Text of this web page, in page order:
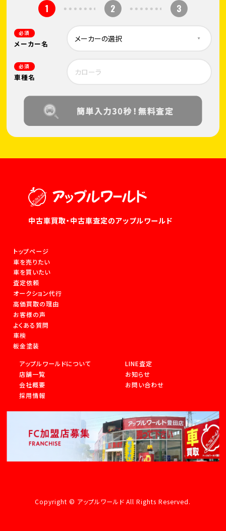
1 2 3
必須
メーカー名
必須
車種名
中古車買取・中古車査定のアップルワールド
トップページ
車を売りたい
車を買いたい
査定依頼
オークション代行
高価買取の理由
お客様の声
よくある質問
車検
板金塗装
アップルワールドについて
店舗一覧
会社概要
採用情報
LINE査定
お知らせ
お問い合わせ
Copyright © アップルワールド All Rights Reserved.